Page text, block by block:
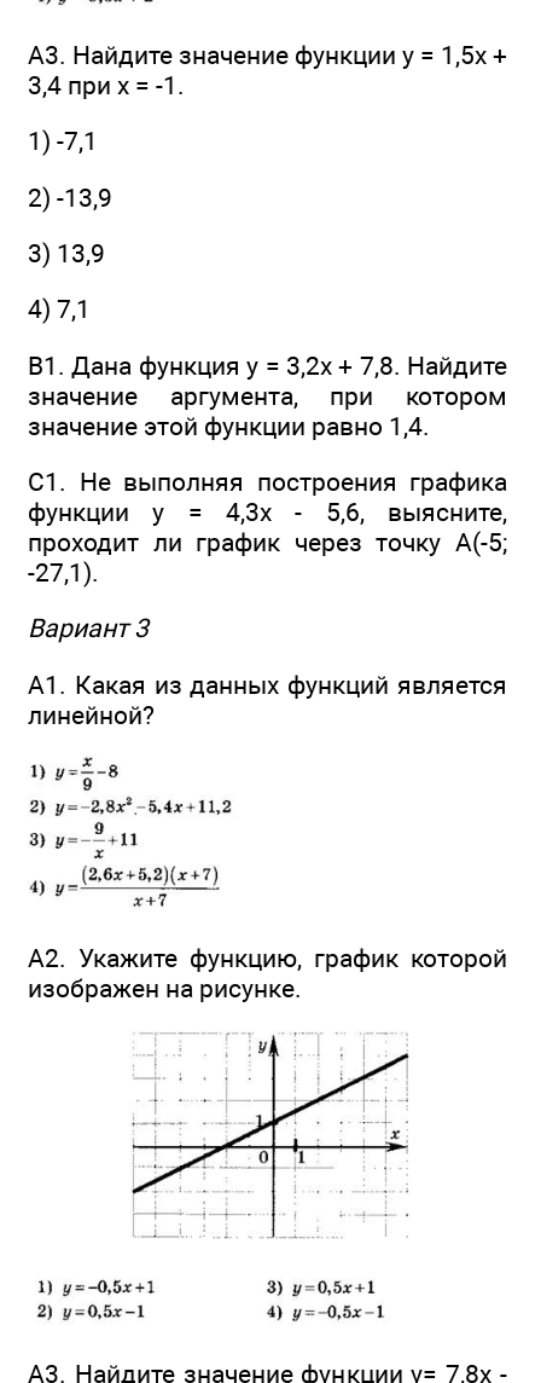
А3. Найдите значение функции у = 1,5х +
3,4 при х = -1.
1) -7,1
2) -13,9
3) 13,9
4) 7,1
В1. Дана функция у = 3,2x + 7,8. Найдите
значение аргумента, при котором
значение этой функции равно 1,4.
C1. He выполняя построения графика
функции у = 4,3х - 5,6, выясните,
проходит ли график через точку А(-5;
-27,1).
Вариант 3
А1. Какая из данных функций является
линейной?
А2. Укажите функцию, график которой
изображен на рисунке.
А3. Найдите значение функции у= 7,8х -